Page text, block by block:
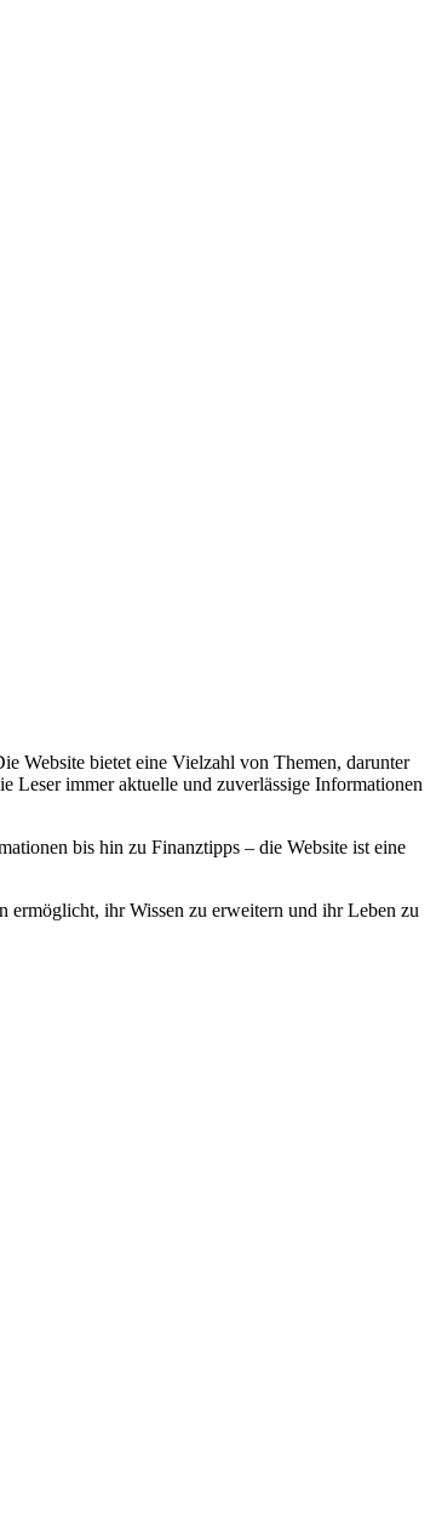
Website bietet eine Vielzahl von Themen, darunter
Leser immer aktuelle und zuverlässige Informationen
bis hin zu Finanztipps – die Website ist eine
ihr Wissen zu erweitern und ihr Leben zu